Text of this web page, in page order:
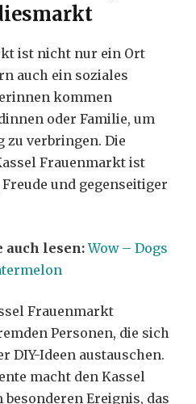
ist nicht nur ein Ort
auch ein soziales
kommen
oder Familie, um
zu verbringen. Die
Frauenmarkt ist
und gegenseitiger
auch lesen: Wow – Dogs
Frauenmarkt
Personen, die sich
DIY-Ideen austauschen.
macht den Kassel
Ereignis, das